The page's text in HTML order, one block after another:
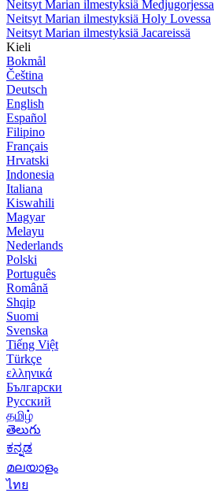
Neitsyt Marian ilmestyksiä Medjugorjessa
Neitsyt Marian ilmestyksiä Holy Lovessa
Neitsyt Marian ilmestyksiä Jacareissä
Kieli
Bokmål
Čeština
Deutsch
English
Español
Filipino
Français
Hrvatski
Indonesia
Italiana
Kiswahili
Magyar
Melayu
Nederlands
Polski
Português
Română
Shqip
Suomi
Svenska
Tiếng Việt
Türkçe
ελληνικά
Български
Русский
தமிழ்
తెలుగు
ಕನ್ನಡ
മലയാളം
ไทย